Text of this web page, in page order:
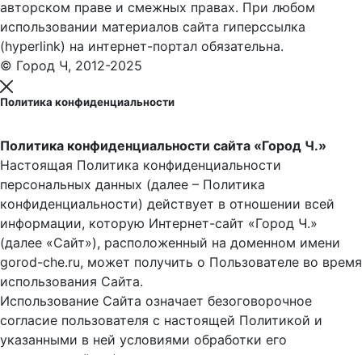
авторском праве и смежных правах. При любом
использовании материалов сайта гиперссылка
(hyperlink) на интернет-портал обязательна.
© Город Ч, 2012-2025
Политика конфиденциальности
Политика конфиденциальности сайта «Город Ч.»
Настоящая Политика конфиденциальности
персональных данных (далее – Политика
конфиденциальности) действует в отношении всей
информации, которую Интернет-сайт «Город Ч.»
(далее «Сайт»), расположенный на доменном имени
gorod-che.ru, может получить о Пользователе во время
использования Cайта.
Использование Сайта означает безоговорочное
согласие пользователя с настоящей Политикой и
указанными в ней условиями обработки его